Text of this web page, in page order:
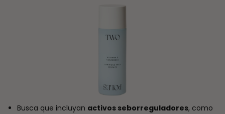
Busca que incluyan activos seborreguladores, como